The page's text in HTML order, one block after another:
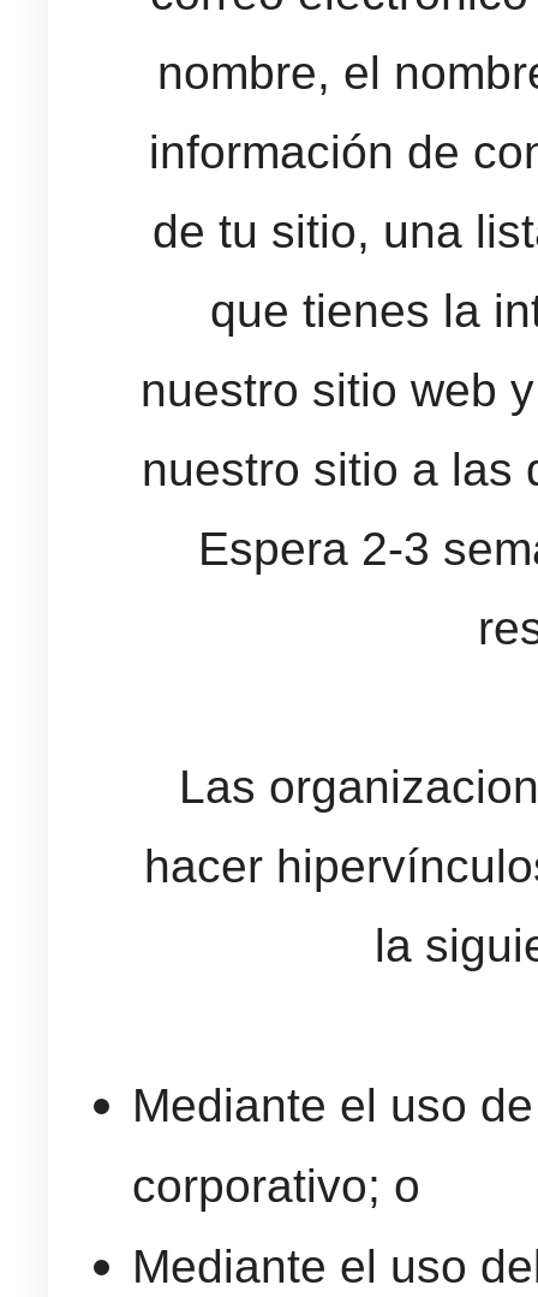
nombre, el
información de
de tu sitio, una
que tienes la
nuestro sitio web
nuestro sitio a las
Espera 2-3
Las
hacer
la
Mediante el uso
corporativo; o
Mediante el uso